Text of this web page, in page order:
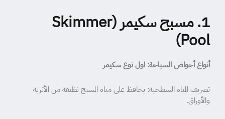
1. مسبح سكيمر (Skimmer
Pool
)
أنواع أحواض السباحة: اول نوع سكيمر
تصريف المياه السطحية: يحافظ على مياه المسبح نظيفة من الأتربة
والأوراق.